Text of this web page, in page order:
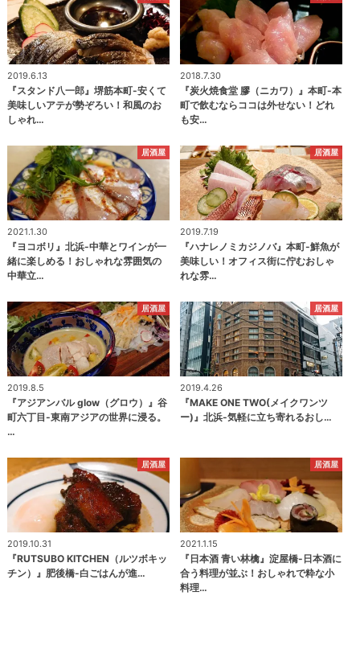
2019.6.13
『スタンド八一郎』堺筋本町-安くて
美味しいアテが勢ぞろい！和風のお
しゃれ…
2018.7.30
『炭火焼食堂 膠（ニカワ）』本町-本
町で飲むならココは外せない！どれ
も安…
居酒屋
2021.1.30
『ヨコボリ』北浜-中華とワインが一
緒に楽しめる！おしゃれな雰囲気の
中華立…
居酒屋
2019.7.19
『ハナレノミカジノバ』本町-鮮魚が
美味しい！オフィス街に佇むおしゃ
れな雰…
居酒屋
2019.8.5
『アジアンバル glow（グロウ）』谷
町六丁目-東南アジアの世界に浸る。
…
居酒屋
2019.4.26
『MAKE ONE TWO(メイクワンツ
ー)』北浜-気軽に立ち寄れるおし…
居酒屋
2019.10.31
『RUTSUBO KITCHEN（ルツボキッ
チン）』肥後橋-白ごはんが進…
居酒屋
2021.1.15
『日本酒 青い林檎』淀屋橋-日本酒に
合う料理が並ぶ！おしゃれで粋な小
料理…